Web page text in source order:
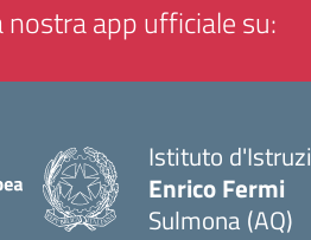
nostra app ufficiale su:
Istituto
Enrico Fermi
Sulmona (AQ)